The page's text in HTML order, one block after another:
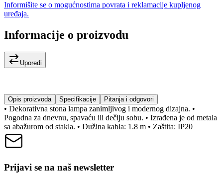
Informišite se o mogućnostima povrata i reklamacije kupljenog
uređaja.
Informacije o proizvodu
Uporedi
Opis proizvoda Specifikacije Pitanja i odgovori
• Dekorativna stona lampa zanimljivog i modernog dizajna. •
Pogodna za dnevnu, spavaću ili dečiju sobu. • Izrađena je od metala
sa abažurom od stakla. • Dužina kabla: 1.8 m • Zaštita: IP20
Prijavi se na naš newsletter